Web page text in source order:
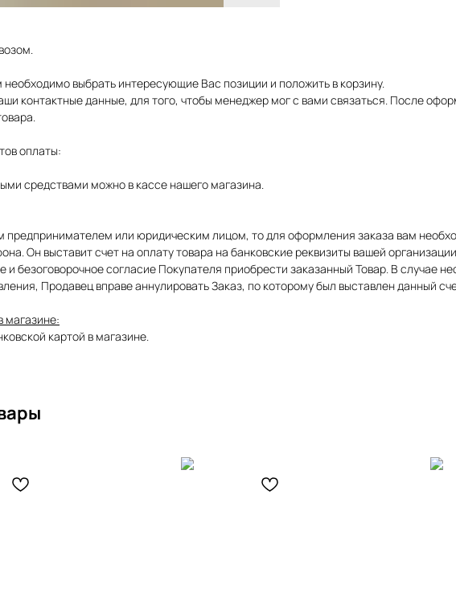
выбрать интересующие Вас позиции и положить в корзину.
контактные данные, для того, чтобы менеджер мог с вами связаться. После
оплаты:
средствами можно в кассе нашего магазина.
предпринимателем или юридическим лицом, то для оформления заказа вам
Он выставит счет на оплату товара на банковские реквизиты вашей
безоговорочное согласие Покупателя приобрести заказанный Товар. В случае
Продавец вправе аннулировать Заказ, по которому был выставлен данный
магазине:
картой в магазине.